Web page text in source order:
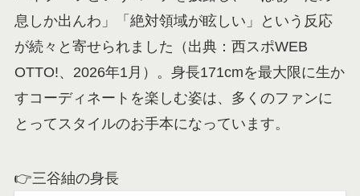
息しか出んわ」「絶対領域が眩しい」という反応
が続々と寄せられました（出典：西スポWEB
OTTO!、2026年1月）。身長171cmを最大限に生か
すコーディネートを楽しむ姿は、多くのファンに
とってスタイルのお手本になっています。
👉三谷紬の身長